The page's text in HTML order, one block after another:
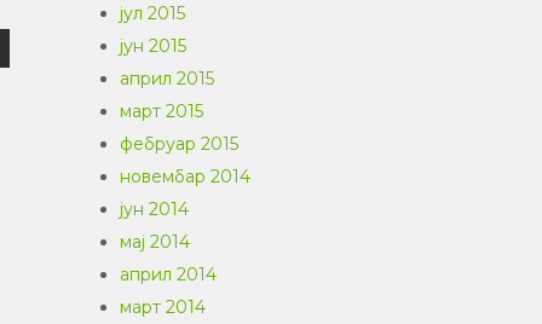
јул 2015
јун 2015
април 2015
март 2015
фебруар 2015
новембар 2014
јун 2014
мај 2014
април 2014
март 2014